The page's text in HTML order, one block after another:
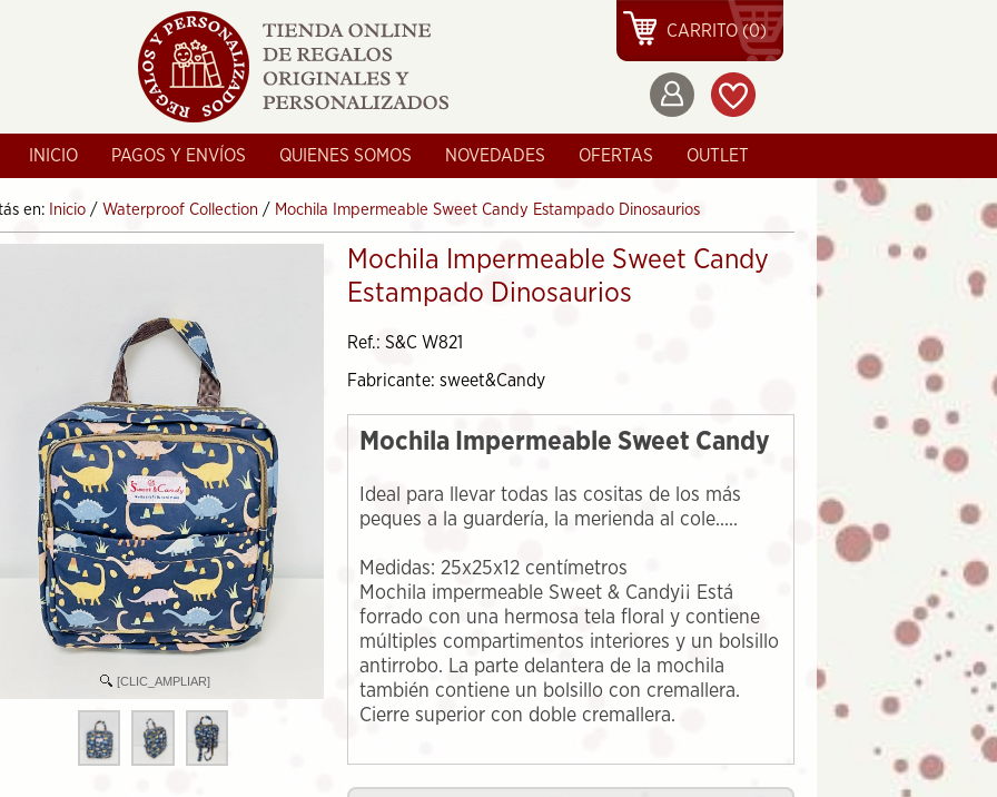
CARRITO (0)
INICIO PAGOS Y ENVÍOS QUIENES SOMOS NOVEDADES OFERTAS OUTLET
en: Inicio / Waterproof Collection / Mochila Impermeable Sweet Candy Estampado Dinosaurios
[CLIC_AMPLIAR]
Mochila Impermeable Sweet Candy
Estampado Dinosaurios
Ref.: S&C W821
Fabricante: sweet&Candy
Mochila Impermeable Sweet Candy
Ideal para llevar todas las cositas de los más
peques a la guardería, la merienda al cole.....
Medidas: 25x25x12 centímetros
Mochila impermeable Sweet & Candy¡¡ Está
forrado con una hermosa tela floral y contiene
múltiples compartimentos interiores y un bolsillo
antirrobo. La parte delantera de la mochila
también contiene un bolsillo con cremallera.
Cierre superior con doble cremallera.